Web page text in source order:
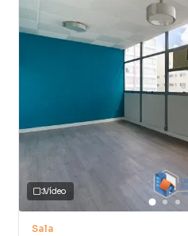
Salas: 4
Destaques do imóvel
Localizado na icônica Avenida
mais desejados e estratégicos
apartamento se destaca pela
acesso a toda a infraestrutura
ou para uso comercial, ele
Vídeo
Sala